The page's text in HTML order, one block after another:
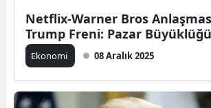
Netflix-Warner Bros
Trump Freni: Pazar
Ekonomi 08 Aralık 2025